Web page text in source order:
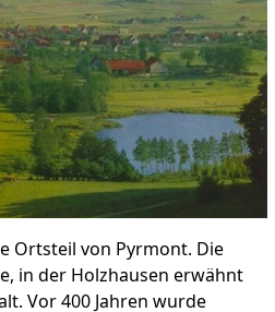
Ortsteil von Pyrmont. Die
in der Holzhausen erwähnt
Vor 400 Jahren wurde